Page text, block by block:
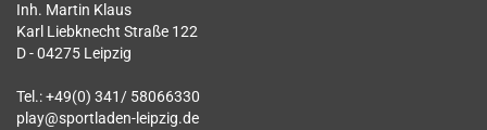
Inh. Martin Klaus
Karl Liebknecht Straße 122
D - 04275 Leipzig
Tel.: +49(0) 341/ 58066330
play@sportladen-leipzig.de